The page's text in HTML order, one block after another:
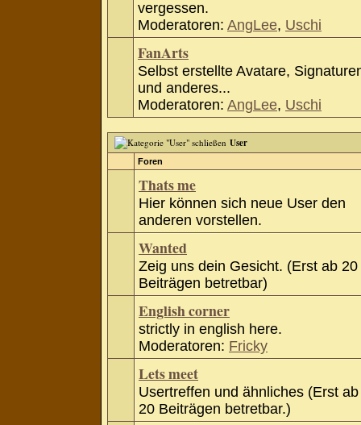
vergessen.
Moderatoren: AngLee, Uschi
FanArts
Selbst erstellte Avatare,
und anderes...
Moderatoren: AngLee, Uschi
User
Foren
Thats me
Hier können sich neue User den
anderen vorstellen.
Wanted
Zeig uns dein Gesicht. (Erst ab 20
Beiträgen betretbar)
English corner
strictly in english here.
Moderatoren: Fricky
Lets meet
Usertreffen und ähnliches (Erst ab
20 Beiträgen betretbar.)